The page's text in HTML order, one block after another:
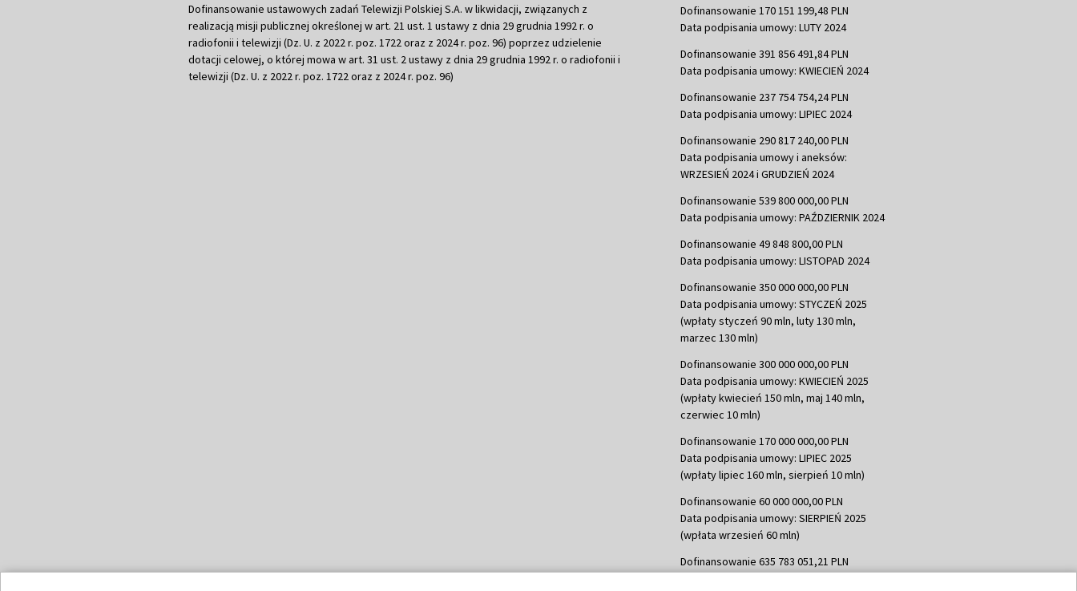
Dofinansowanie ustawowych zadań Telewizji Polskiej S.A. w likwidacji, związanych z
realizacją misji publicznej określonej w art. 21 ust. 1 ustawy z dnia 29 grudnia 1992 r. o
radiofonii i telewizji (Dz. U. z 2022 r. poz. 1722 oraz z 2024 r. poz. 96) poprzez udzielenie
dotacji celowej, o której mowa w art. 31 ust. 2 ustawy z dnia 29 grudnia 1992 r. o radiofonii i
telewizji (Dz. U. z 2022 r. poz. 1722 oraz z 2024 r. poz. 96)
Dofinansowanie 170 151 199,48 PLN
Data podpisania umowy: LUTY 2024
Dofinansowanie 391 856 491,84 PLN
Data podpisania umowy: KWIECIEŃ 2024
Dofinansowanie 237 754 754,24 PLN
Data podpisania umowy: LIPIEC 2024
Dofinansowanie 290 817 240,00 PLN
Data podpisania umowy i aneksów:
WRZESIEŃ 2024 i GRUDZIEŃ 2024
Dofinansowanie 539 800 000,00 PLN
Data podpisania umowy: PAŹDZIERNIK 2024
Dofinansowanie 49 848 800,00 PLN
Data podpisania umowy: LISTOPAD 2024
Dofinansowanie 350 000 000,00 PLN
Data podpisania umowy: STYCZEŃ 2025
(wpłaty styczeń 90 mln, luty 130 mln,
marzec 130 mln)
Dofinansowanie 300 000 000,00 PLN
Data podpisania umowy: KWIECIEŃ 2025
(wpłaty kwiecień 150 mln, maj 140 mln,
czerwiec 10 mln)
Dofinansowanie 170 000 000,00 PLN
Data podpisania umowy: LIPIEC 2025
(wpłaty lipiec 160 mln, sierpień 10 mln)
Dofinansowanie 60 000 000,00 PLN
Data podpisania umowy: SIERPIEŃ 2025
(wpłata wrzesień 60 mln)
Dofinansowanie 635 783 051,21 PLN